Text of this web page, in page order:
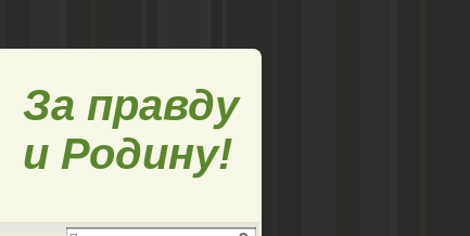
За правду
и Родину!